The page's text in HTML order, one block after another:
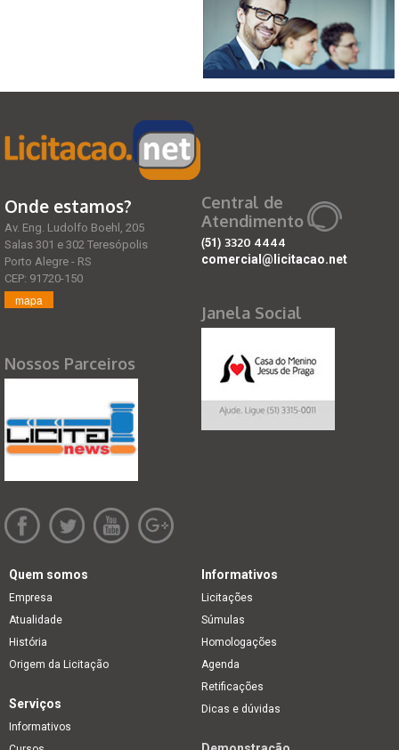
Onde estamos?
Av. Eng. Ludolfo Boehl, 205
Salas 301 e 302 Teresópolis
Porto Alegre - RS
CEP: 91720-150
mapa
Nossos Parceiros
Central de
Atendimento
(51) 3320 4444
comercial@licitacao.net
Janela Social
Quem somos
Empresa
Atualidade
História
Origem da Licitação
Informativos
Licitações
Súmulas
Homologações
Agenda
Retificações
Dicas e dúvidas
Serviços
Informativos